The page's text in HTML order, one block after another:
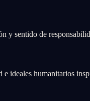
y sentido de
ideales humanitarios